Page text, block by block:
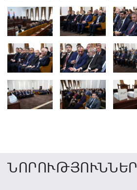
ՆՈՐՈՒԹՅՈՒՆՆԵՐ